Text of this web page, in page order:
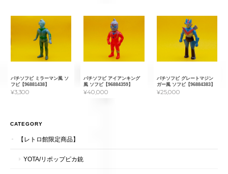
パチソフビ ミラーマン風 ソ
フビ【96881438】
¥3,300
パチソフビ アイアンキング
風 ソフビ【96884359】
¥40,000
パチソフビ グレートマジン
ガー風 ソフビ【96884383】
¥25,000
CATEGORY
【レトロ館限定商品】
YOTA/リポップピカ銃